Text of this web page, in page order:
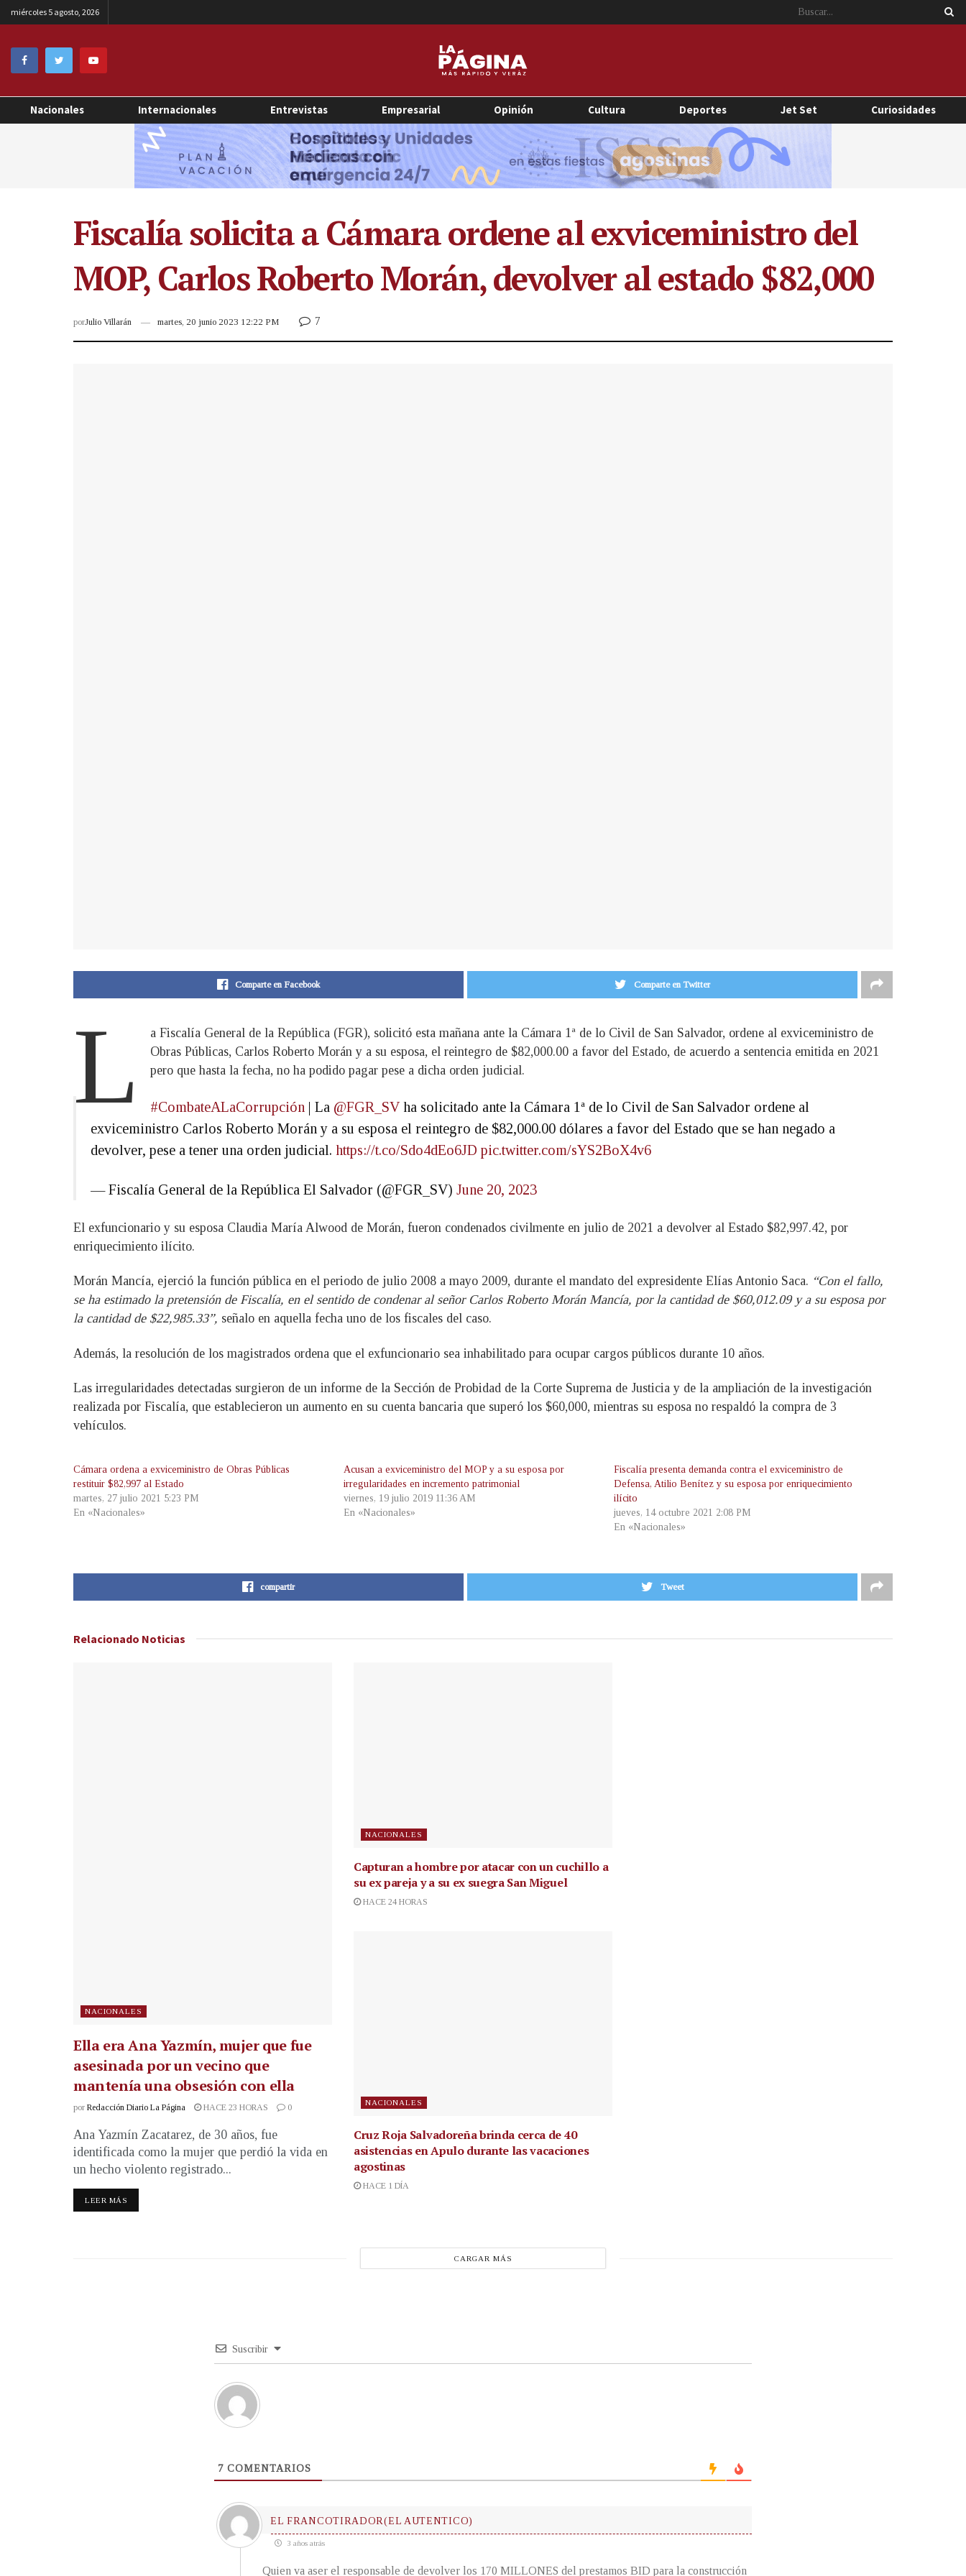
miércoles 5 agosto, 2026
Nacionales Internacionales Entrevistas Empresarial Opinión Cultura Deportes Jet Set Curiosidades
Fiscalía solicita a Cámara ordene al exviceministro del
MOP, Carlos Roberto Morán, devolver al estado $82,000
porJulio Villarán martes, 20 junio 2023 12:22 PM 7
Comparte en Facebook Comparte en Twitter
L
a Fiscalía General de la República (FGR), solicitó esta mañana ante la Cámara 1ª de lo Civil de San Salvador, ordene al exviceministro de
Obras Públicas, Carlos Roberto Morán y a su esposa, el reintegro de $82,000.00 a favor del Estado, de acuerdo a sentencia emitida en 2021
pero que hasta la fecha, no ha podido pagar pese a dicha orden judicial.
#CombateALaCorrupción | La @FGR_SVha solicitado ante la Cámara 1ª de lo Civil de San Salvador ordene al
exviceministro Carlos Roberto Morán y a su esposa el reintegro de $82,000.00 dólares a favor del Estado que se han negado a
devolver, pese a tener una orden judicial. https://t.co/Sdo4dEo6JD pic.twitter.com/sYS2BoX4v6
— Fiscalía General de la República El Salvador (@FGR_SV) June 20, 2023
El exfuncionario y su esposa Claudia María Alwood de Morán, fueron condenados civilmente en julio de 2021 a devolver al Estado $82,997.42, por
enriquecimiento ilícito.
Morán Mancía, ejerció la función pública en el periodo de julio 2008 a mayo 2009, durante el mandato del expresidente Elías Antonio Saca. “Con el fallo,
se ha estimado la pretensión de Fiscalía, en el sentido de condenar al señor Carlos Roberto Morán Mancía, por la cantidad de $60,012.09 y a su esposa por
la cantidad de $22,985.33”, señalo en aquella fecha uno de los fiscales del caso.
Además, la resolución de los magistrados ordena que el exfuncionario sea inhabilitado para ocupar cargos públicos durante 10 años.
Las irregularidades detectadas surgieron de un informe de la Sección de Probidad de la Corte Suprema de Justicia y de la ampliación de la investigación
realizada por Fiscalía, que establecieron un aumento en su cuenta bancaria que superó los $60,000, mientras su esposa no respaldó la compra de 3
vehículos.
Cámara ordena a exviceministro de Obras Públicas
restituir $82,997 al Estado
martes, 27 julio 2021 5:23 PM
En «Nacionales»
Acusan a exviceministro del MOP y a su esposa por
irregularidades en incremento patrimonial
viernes, 19 julio 2019 11:36 AM
En «Nacionales»
Fiscalía presenta demanda contra el exviceministro de
Defensa, Atilio Benítez y su esposa por enriquecimiento
ilícito
jueves, 14 octubre 2021 2:08 PM
En «Nacionales»
compartir Tweet
Relacionado Noticias
NACIONALES
Ella era Ana Yazmín, mujer que fue
asesinada por un vecino que
mantenía una obsesión con ella
por Redacción Diario La Página HACE 23 HORAS 0
Ana Yazmín Zacatarez, de 30 años, fue
identificada como la mujer que perdió la vida en
un hecho violento registrado...
LEER MÁS
NACIONALES
Capturan a hombre por atacar con un cuchillo a
su ex pareja y a su ex suegra San Miguel
HACE 24 HORAS
NACIONALES
Cruz Roja Salvadoreña brinda cerca de 40
asistencias en Apulo durante las vacaciones
agostinas
HACE 1 DÍA
CARGAR MÁS
Suscribir
7 COMENTARIOS
EL FRANCOTIRADOR(EL AUTENTICO)
3 años atrás
Quien va aser el responsable de devolver los 170 MILLONES del prestamos BID para la construcción